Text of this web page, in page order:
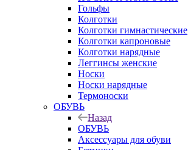
Гольфы
Колготки
Колготки гимнастические
Колготки капроновые
Колготки нарядные
Леггинсы женские
Носки
Носки нарядные
Термоноски
ОБУВЬ
Назад
ОБУВЬ
Аксессуары для обуви